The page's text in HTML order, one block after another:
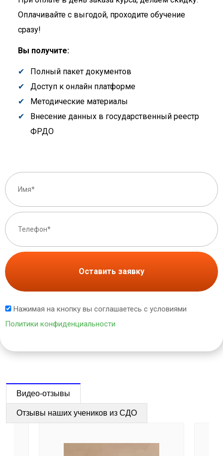
Оплачивайте с выгодой, проходите обучение
сразу!
Вы получите:
Полный пакет документов
Доступ к онлайн платформе
Методические материалы
Внесение данных в государственный реестр
ФРДО
Оставить заявку
Нажимая на кнопку вы соглашаетесь с условиями
Политики конфиденциальности
Видео-отзывы
Отзывы наших учеников из СДО